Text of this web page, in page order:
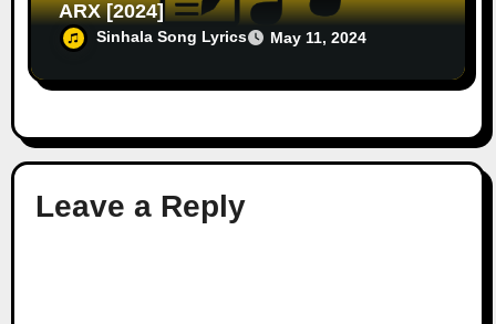
ARX [2024]
Sinhala Song Lyrics May 11, 2024
Leave a Reply